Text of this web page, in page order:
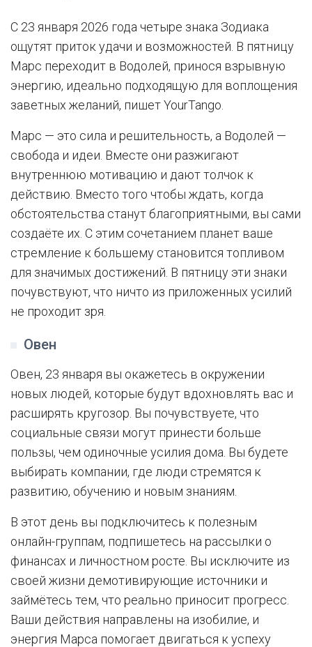
С 23 января 2026 года четыре знака Зодиака
ощутят приток удачи и возможностей. В пятницу
Марс переходит в Водолей, принося взрывную
энергию, идеально подходящую для воплощения
заветных желаний, пишет YourTango.
Марс — это сила и решительность, а Водолей —
свобода и идеи. Вместе они разжигают
внутреннюю мотивацию и дают толчок к
действию. Вместо того чтобы ждать, когда
обстоятельства станут благоприятными, вы сами
создаёте их. С этим сочетанием планет ваше
стремление к большему становится топливом
для значимых достижений. В пятницу эти знаки
почувствуют, что ничто из приложенных усилий
не проходит зря.
Овен
Овен, 23 января вы окажетесь в окружении
новых людей, которые будут вдохновлять вас и
расширять кругозор. Вы почувствуете, что
социальные связи могут принести больше
пользы, чем одиночные усилия дома. Вы будете
выбирать компании, где люди стремятся к
развитию, обучению и новым знаниям.
В этот день вы подключитесь к полезным
онлайн-группам, подпишетесь на рассылки о
финансах и личностном росте. Вы исключите из
своей жизни демотивирующие источники и
займётесь тем, что реально приносит прогресс.
Ваши действия направлены на изобилие, и
энергия Марса помогает двигаться к успеху